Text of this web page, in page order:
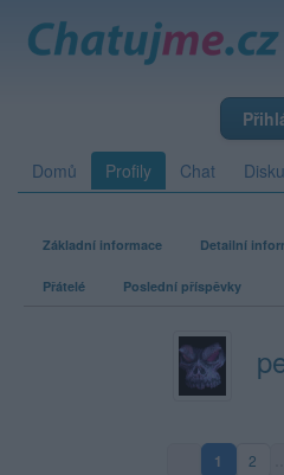
Domů Profily Chat
Základní informace Detailní
Přátelé Poslední příspěvky
1(aktuální
2